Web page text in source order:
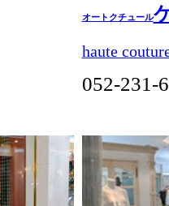
エステティック ミス・パ
リ
MISS PARIS